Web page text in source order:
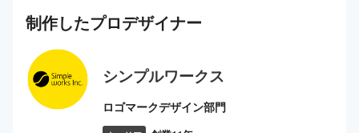
制作したプロデザイナー
シンプルワークス
ロゴマークデザイン部門